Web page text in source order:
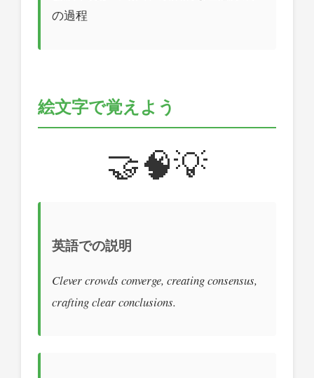
の過程
絵文字で覚えよう
🤝🧠💡
英語での説明
Clever crowds converge, creating consensus,
crafting clear conclusions.